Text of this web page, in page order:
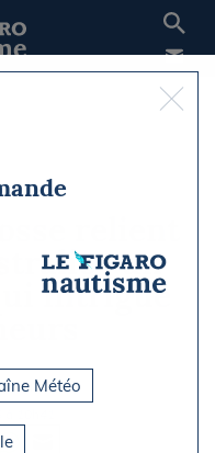
: un
intrigue
Nautisme
Météo